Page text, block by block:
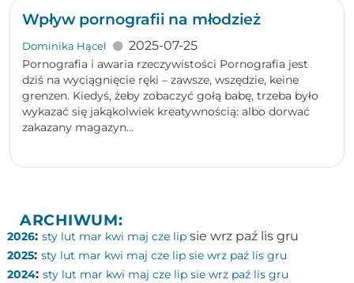
Wpływ pornografii na młodzież
Dominika Hącel 2025-07-25
Pornografia i awaria rzeczywistości Pornografia jest
dziś na wyciągnięcie ręki – zawsze, wszędzie, keine
grenzen. Kiedyś, żeby zobaczyć gołą babę, trzeba było
wykazać się jakąkolwiek kreatywnością: albo dorwać
zakazany magazyn...
ARCHIWUM:
2026: sty lut mar kwi maj cze lip sie wrz paź lis gru
2025: sty lut mar kwi maj cze lip sie wrz paź lis gru
2024: sty lut mar kwi maj cze lip sie wrz paź lis gru